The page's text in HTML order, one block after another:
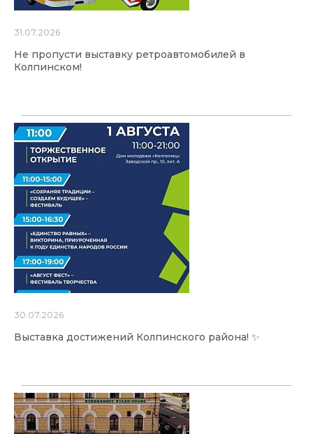
31.07.2026
Не пропусти выставку ретроавтомобилей в
Колпинском!
30.07.2026
Выставка достижений Колпинского района! ✨